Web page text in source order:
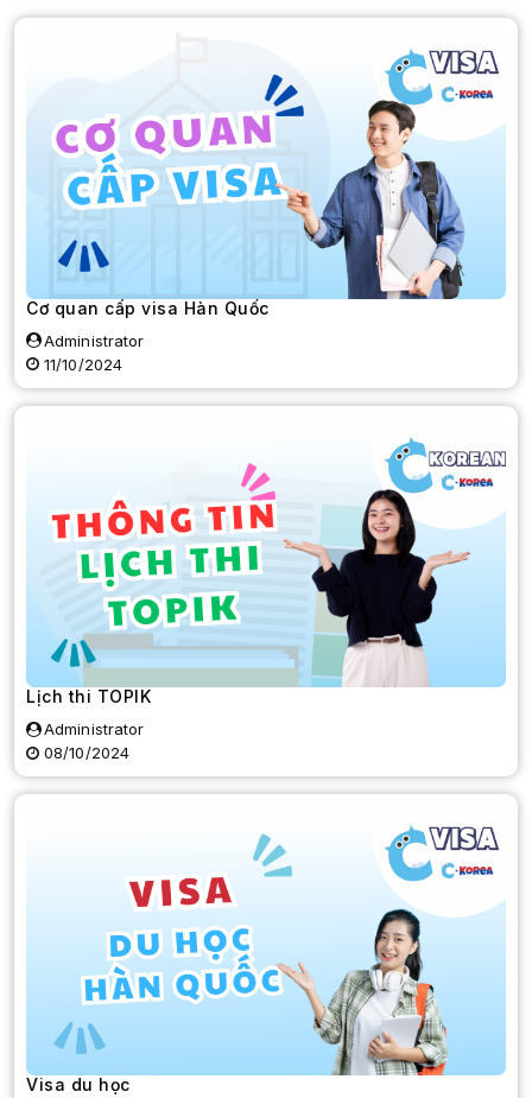
Cơ quan cấp visa Hàn Quốc
Administrator
11/10/2024
Lịch thi TOPIK
Administrator
08/10/2024
Visa du học